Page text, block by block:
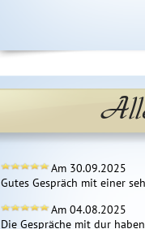
Am 30.09.2025
Gutes Gespräch mit einer
Am 04.08.2025
Die Gespräche mit dur